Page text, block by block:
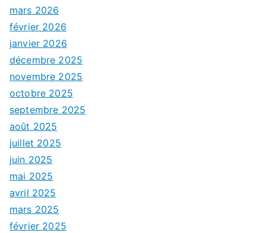
mars 2026
février 2026
janvier 2026
décembre 2025
novembre 2025
octobre 2025
septembre 2025
août 2025
juillet 2025
juin 2025
mai 2025
avril 2025
mars 2025
février 2025